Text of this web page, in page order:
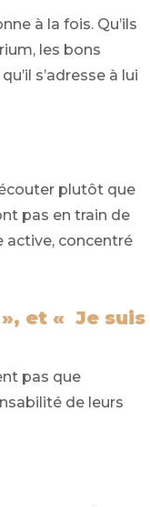
à la fois. Qu’ils
les bons
s’adresse à lui
plutôt que
pas en train de
active, concentré
et « Je suis
pas que
de leurs